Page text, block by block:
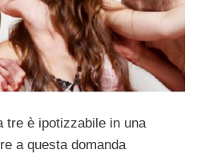
tre è ipotizzabile in una
a questa domanda